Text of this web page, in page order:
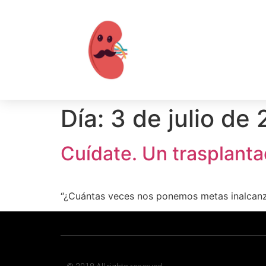
Día: 3 de julio de
Cuídate. Un
“¿Cuántas veces nos ponemos metas